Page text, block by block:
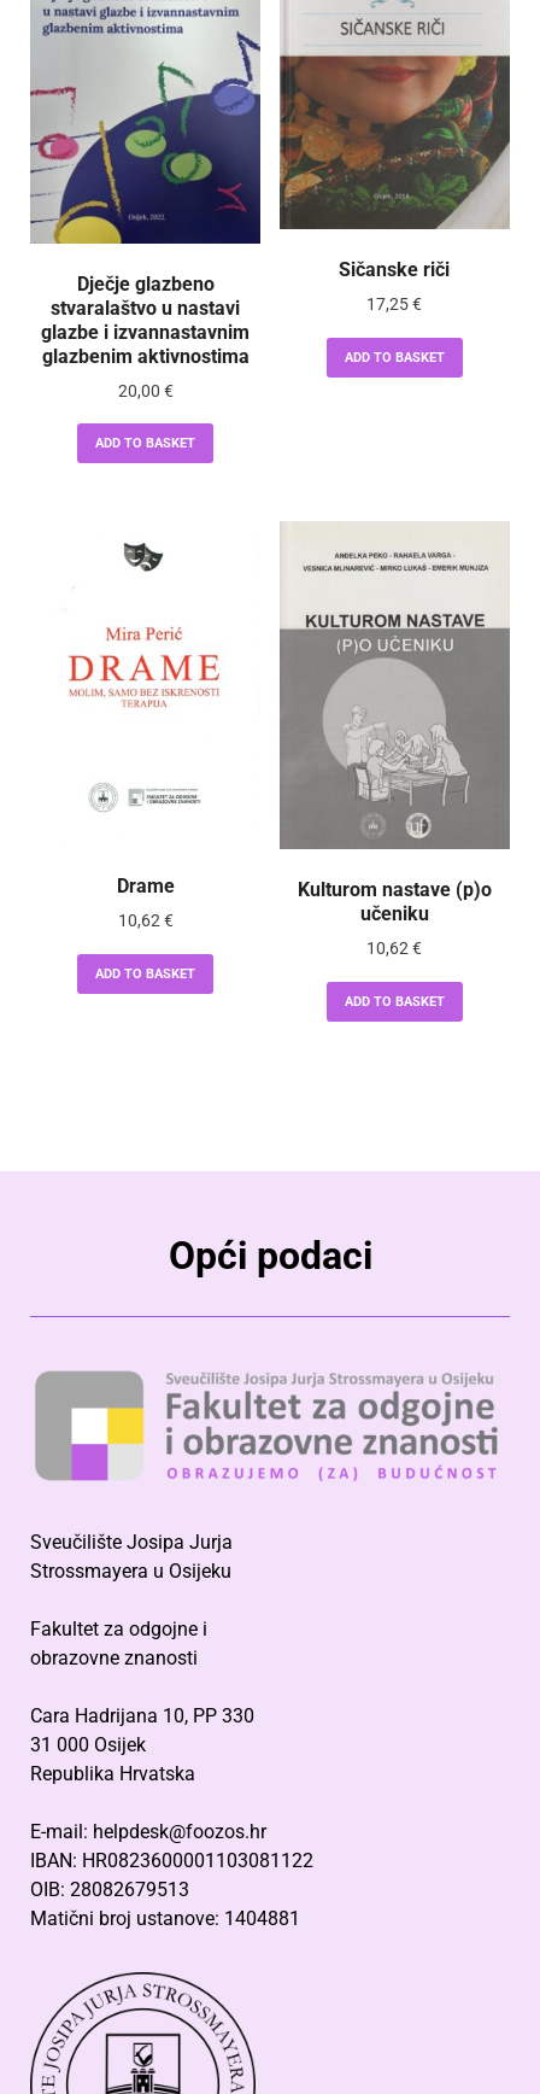
Dječje glazbeno
stvaralaštvo u nastavi
glazbe i izvannastavnim
glazbenim aktivnostima
20,00 €
ADD TO BASKET
Sičanske riči
17,25€
ADD TO BASKET
Drame
10,62 €
ADD TO BASKET
Kulturom nastave (p)o
učeniku
10,62€
ADD TO BASKET
Opći podaci
Sveučilište Josipa Jurja
Strossmayera u Osijeku
Fakultet za odgojne i
obrazovne znanosti
Cara Hadrijana 10, PP 330
31 000 Osijek
Republika Hrvatska
E-mail: helpdesk@foozos.hr
IBAN: HR0823600001103081122
OIB: 28082679513
Matični broj ustanove: 1404881